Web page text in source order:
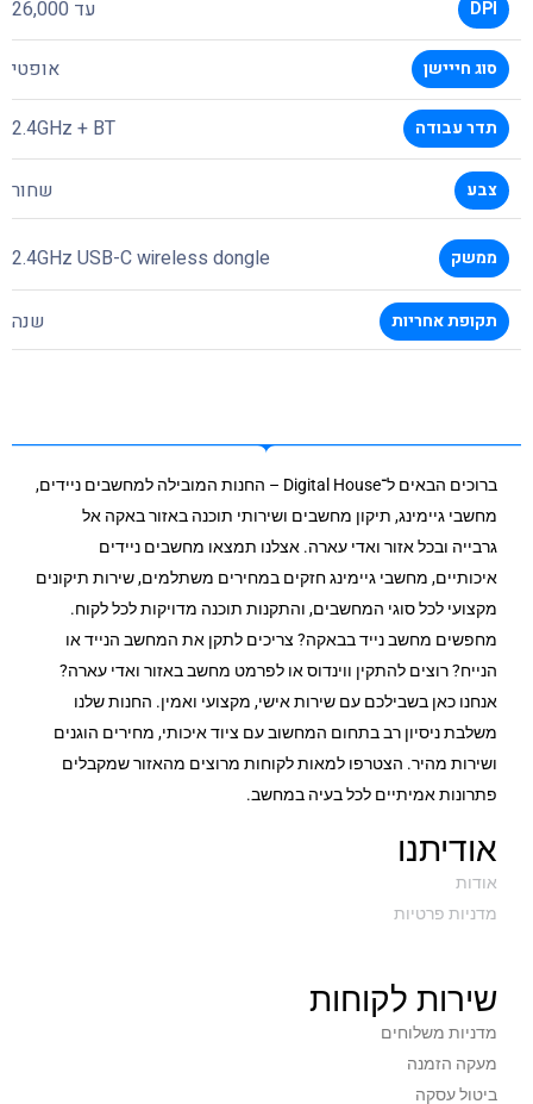
DPI עד 26,000
סוג חייישן אופטי
תדר עבודה 2.4GHz + BT
צבע שחור
ממשק 2.4GHz USB-C wireless dongle
תקופת אחריות שנה
ברוכים הבאים ל־Digital House – החנות המובילה למחשבים ניידים,
מחשבי גיימינג, תיקון מחשבים ושירותי תוכנה באזור באקה אל
גרבייה ובכל אזור ואדי עארה. אצלנו תמצאו מחשבים ניידים
איכותיים, מחשבי גיימינג חזקים במחירים משתלמים, שירות תיקונים
מקצועי לכל סוגי המחשבים, והתקנות תוכנה מדויקות לכל לקוח.
מחפשים מחשב נייד בבאקה? צריכים לתקן את המחשב הנייד או
הנייח? רוצים להתקין ווינדוס או לפרמט מחשב באזור ואדי עארה?
אנחנו כאן בשבילכם עם שירות אישי, מקצועי ואמין. החנות שלנו
משלבת ניסיון רב בתחום המחשוב עם ציוד איכותי, מחירים הוגנים
ושירות מהיר. הצטרפו למאות לקוחות מרוצים מהאזור שמקבלים
פתרונות אמיתיים לכל בעיה במחשב.
אודיתנו
אודות
מדניות פרטיות
שירות לקוחות
מדניות משלוחים
מעקה הזמנה
ביטול עסקה